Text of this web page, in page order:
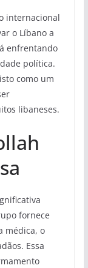
internacional
o Líbano a
enfrentando
política.
como um
libaneses.
fornece
médica, o
Essa